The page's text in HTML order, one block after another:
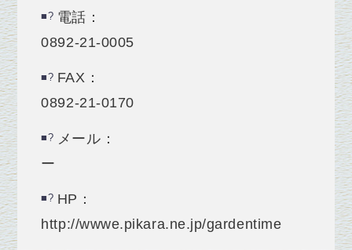
電話：
0892-21-0005
FAX：
0892-21-0170
メール：
ー
HP：
http://wwwe.pikara.ne.jp/gardentime